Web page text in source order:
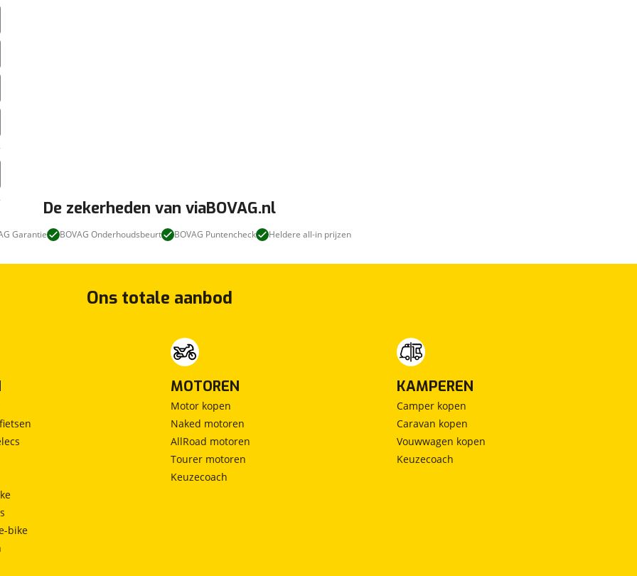
De zekerheden van viaBOVAG.nl
Garantie BOVAG Onderhoudsbeurt BOVAG Puntencheck Heldere all-in prijzen
Ons totale aanbod
bike
MOTOREN
Motor kopen
Naked motoren
AllRoad motoren
Tourer motoren
Keuzecoach
KAMPEREN
Camper kopen
Caravan kopen
Vouwwagen kopen
Keuzecoach